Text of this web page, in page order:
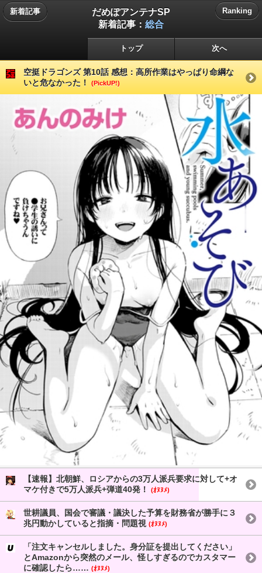
新着記事
だめぽアンテナSP
新着記事： 総合
Ranking
トップ 次へ
空挺ドラゴンズ 第10話 感想：高所作業はやっぱり命綱な
いと危なかった！
(PickUP!)
【速報】北朝鮮、ロシアからの3万人派兵要求に対して+オ
マケ付きで5万人派兵+弾道40発！
(ｵﾇﾇﾒ)
世耕議員、国会で審議・議決した予算を財務省が勝手に３
兆円動かしていると指摘・問題視 (ｵﾇﾇﾒ)
「注文キャンセルしました。身分証を提出してください」
とAmazonから突然のメール、怪しすぎるのでカスタマー
に確認したら…… (ｵﾇﾇﾒ)